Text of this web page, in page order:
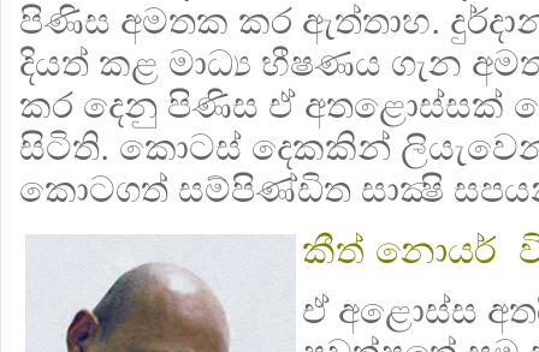
පිණිස අමතක කර ඇත්තාහ.
දියත් කළ මාධ්‍ය භීෂණය ගැන
කර දෙනු පිණිස ඒ අතළොස්සක්
සිටිති. කොටස් දෙකකින්
කොටගත් සම්පිණ්ඩිත සාක්‍ෂි
කීත් නොයර්
ඒ අළොස්ස